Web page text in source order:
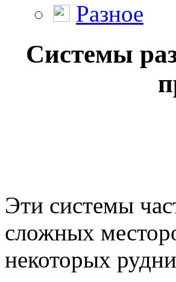
Разное
Системы
Эти системы
сложных
некоторых